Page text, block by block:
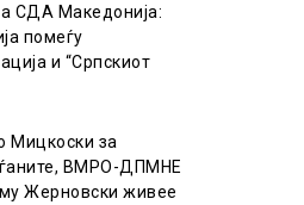
СДА Македонија:
помеѓу
и “Српскиот
Мицкоски за
ВМРО-ДПМНЕ
Жерновски живее